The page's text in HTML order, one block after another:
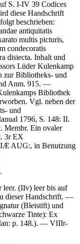
S. I-IV 39 Codices
diese Handschrift
beschrieben:
antiquitatis
multis picturis,
condecoratis
disiecta. Inhalt und
Lüder Kulenkamp
zur Bibliotheks- und
Anm. 915. —
Bibliothek
Vgl. neben der
und
1796, S. 148: II.
Membr. Ein ovaler
3rEX
AUG:, in Benutzung
(IIv) leer bis auf
dieser Handschrift. —
(Bleistift) und
Tinte): Ex
p. 148.). — VIIIr-